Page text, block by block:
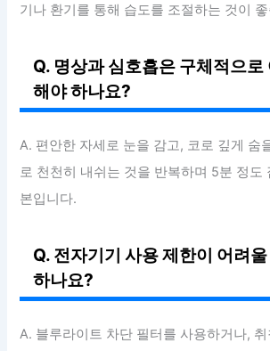
기나 환기를 통해 습도를 조절하는 것이
Q. 명상과 심호흡은 구체적으로
해야 하나요?
A. 편안한 자세로 눈을 감고, 코로 깊게 숨
로 천천히 내쉬는 것을 반복하며 5분 정도
본입니다.
Q. 전자기기 사용 제한이 어려
하나요?
A. 블루라이트 차단 필터를 사용하거나,